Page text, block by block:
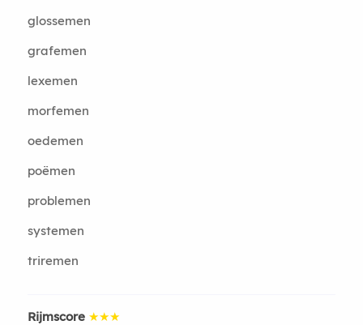
glossemen
grafemen
lexemen
morfemen
oedemen
poëmen
problemen
systemen
triremen
Rijmscore ★★★